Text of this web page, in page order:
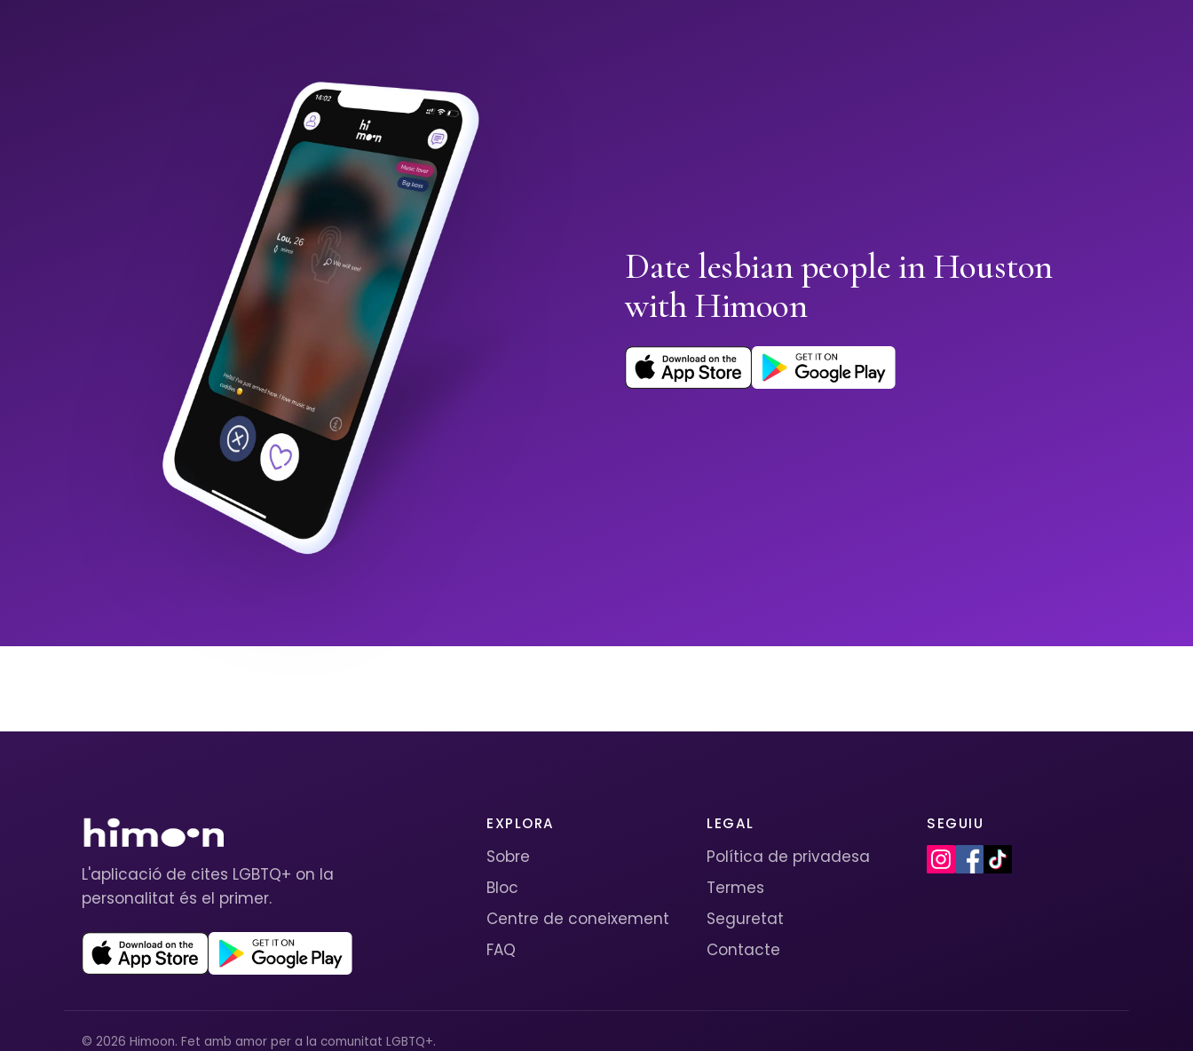
Date lesbian people in Houston
with Himoon
L'aplicació de cites LGBTQ+ on la
personalitat és el primer.
EXPLORA
Sobre
Bloc
Centre de coneixement
FAQ
LEGAL
Política de privadesa
Termes
Seguretat
Contacte
SEGUIU
© 2026 Himoon. Fet amb amor per a la comunitat LGBTQ+.